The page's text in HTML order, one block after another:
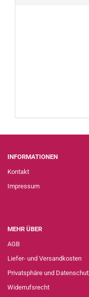
INFORMATIONEN
Kontakt
Impressum
MEHR ÜBER
AGB
Liefer- und Versandkosten
Privatsphäre und
Widerrufsrecht